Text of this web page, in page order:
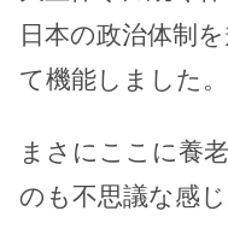
日本の政治体制
て機能しました。
まさにここに養
のも不思議な感